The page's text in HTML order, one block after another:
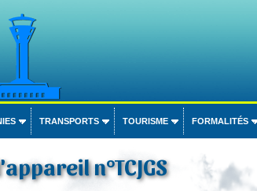
TRANSPORTS TOURISME FORMALITÉS
n°TCJGS